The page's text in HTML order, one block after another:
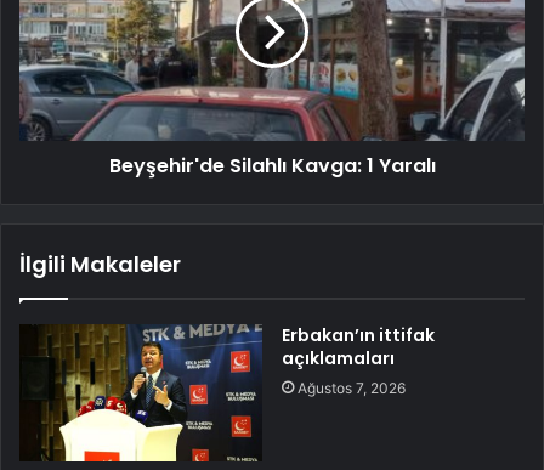
Beyşehir'de Silahlı Kavga: 1 Yaralı
İlgili Makaleler
Erbakan’ın ittifak
açıklamaları
Ağustos 7, 2026